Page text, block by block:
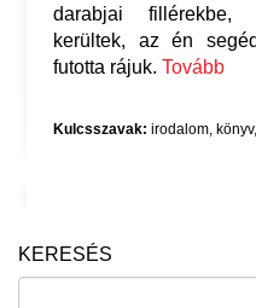
darabjai fillérekbe,
kerültek, az én
futotta rájuk. Tovább
Kulcsszavak: irodalom könyv,
KERESÉS